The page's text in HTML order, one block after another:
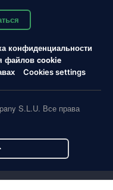
конфиденциальности
файлов cookie
Cookies settings
S.L.U. Все права